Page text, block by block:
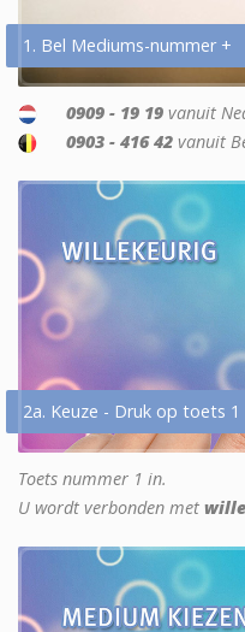
1. Bel Mediums-nummer +
0909 - 19 19 vanuit
0903 - 416 42 vanuit
2a. Keuze - Druk op toets 1
Toets nummer 1 in.
U wordt verbonden met